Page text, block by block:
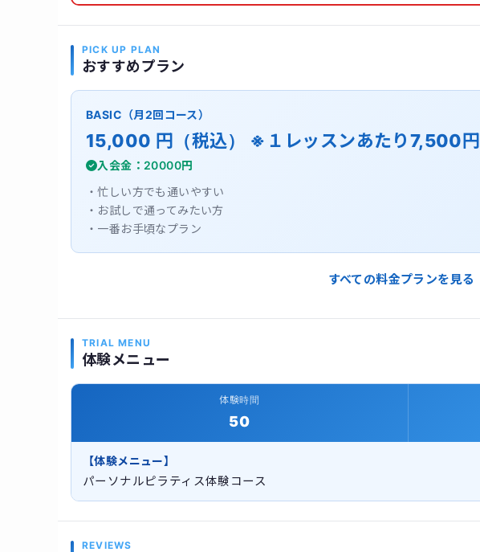
PICK UP PLAN
おすすめプラン
BASIC（月2回コース）
15,000 円（税込） ※１レッスンあたり7,500円
入会金：20000円
・忙しい方でも通いやすい
・お試しで通ってみたい方
・一番お手頃なプラン
すべての料金プランを見る
TRIAL MENU
体験メニュー
体験時間
50
【体験メニュー】
パーソナルピラティス体験コース
REVIEWS